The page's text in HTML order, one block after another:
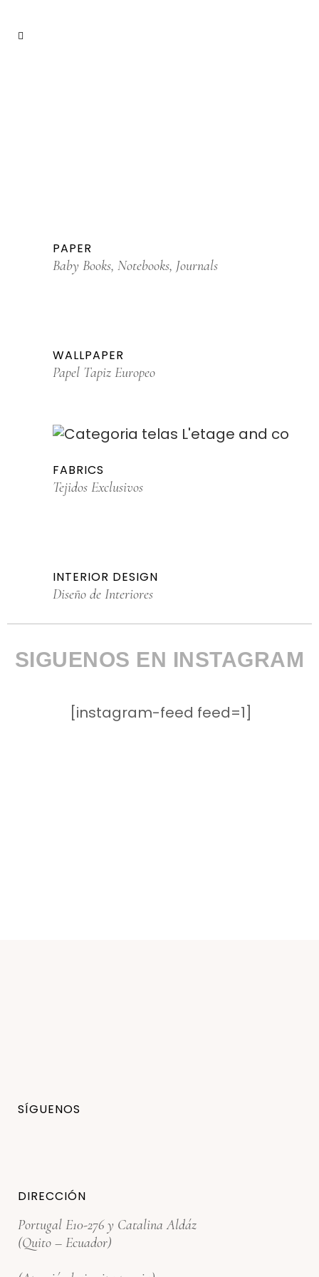
PAPER
Baby Books, Notebooks, Journals
WALLPAPER
Papel Tapiz Europeo
FABRICS
Tejidos Exclusivos
INTERIOR DESIGN
Diseño de Interiores
SIGUENOS EN INSTAGRAM
[instagram-feed feed=1]
SÍGUENOS
DIRECCIÓN
Portugal E10-276 y Catalina Aldáz
(Quito – Ecuador)